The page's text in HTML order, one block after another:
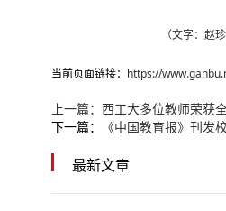
（文字：赵
当前页面链接： https://
上一篇： 西工大多位教师荣获
下一篇：
《中国教育报》刊发
最新文章